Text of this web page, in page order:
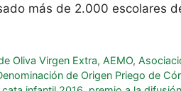
más de 2.000 escolares
Oliva Virgen Extra,AEMO,
de Origen Priego de